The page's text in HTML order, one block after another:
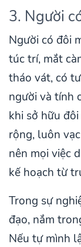
3. Người
Người có đôi
túc trí, mắt
tháo vát, có
người và tính
khi sở hữu
rộng, luôn
nên mọi việc
kế hoạch từ
Trong sự
đạo, nắm
Nếu tự mình